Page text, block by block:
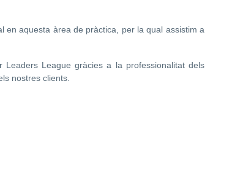
en aquesta àrea de pràctica, per la qual assistim a
League gràcies a la professionalitat dels
nostres clients.